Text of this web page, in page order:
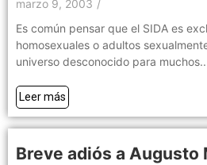
marzo 9, 2003 /
Es común pensar que el SIDA es
homosexuales o adultos
universo desconocido para
Leer más
Breve adiós a Augusto